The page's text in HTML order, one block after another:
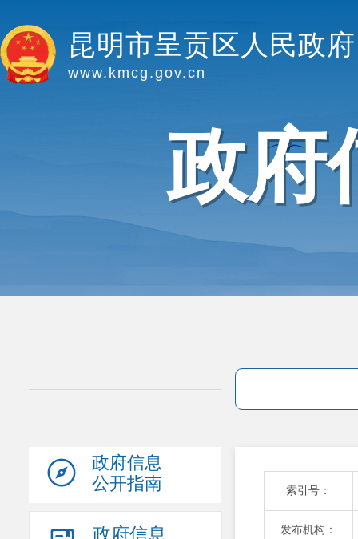
昆明市呈贡区人民政府
www.kmcg.gov.cn
政府
政府信息
公开指南
政府信息
索引号：
发布机构：